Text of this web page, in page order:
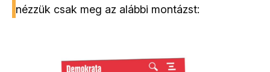
nézzük csak meg az alábbi montázst: